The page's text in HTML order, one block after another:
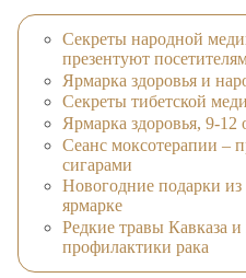
Секреты народной
презентуют
Ярмарка здоровья и
Секреты тибетской
Ярмарка здоровья, 9-12
Сеанс моксотерапии –
сигарами
Новогодние подарки из
ярмарке
Редкие травы Кавказа и
профилактики рака